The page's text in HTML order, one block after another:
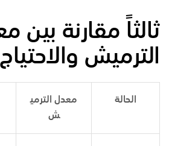
ثالثاً مقارنة بين
الترميش
الحالة
معدل الترمي
ش